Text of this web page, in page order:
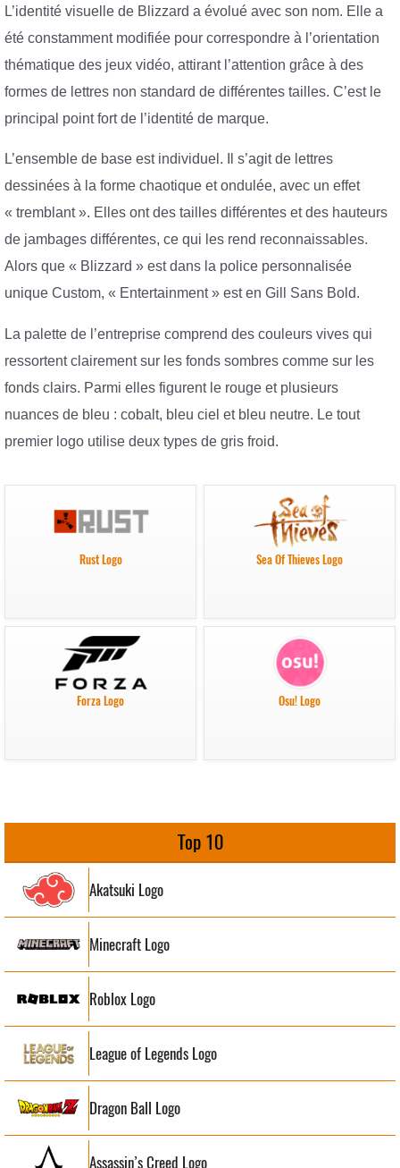
L’identité visuelle de Blizzard a évolué avec son nom. Elle a
été constamment modifiée pour correspondre à l’orientation
thématique des jeux vidéo, attirant l’attention grâce à des
formes de lettres non standard de différentes tailles. C’est le
principal point fort de l’identité de marque.
L’ensemble de base est individuel. Il s’agit de lettres
dessinées à la forme chaotique et ondulée, avec un effet
« tremblant ». Elles ont des tailles différentes et des hauteurs
de jambages différentes, ce qui les rend reconnaissables.
Alors que « Blizzard » est dans la police personnalisée
unique Custom, « Entertainment » est en Gill Sans Bold.
La palette de l’entreprise comprend des couleurs vives qui
ressortent clairement sur les fonds sombres comme sur les
fonds clairs. Parmi elles figurent le rouge et plusieurs
nuances de bleu : cobalt, bleu ciel et bleu neutre. Le tout
premier logo utilise deux types de gris froid.
Rust Logo Sea Of Thieves Logo
Forza Logo Osu! Logo
Top 10
Akatsuki Logo
Minecraft Logo
Roblox Logo
League of Legends Logo
Dragon Ball Logo
Assassin’s Creed Logo